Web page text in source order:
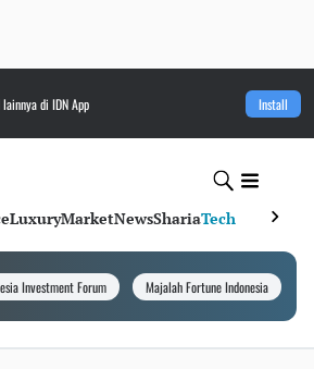
lainnya di IDN App Install
LuxuryMarketNewsShariaTech
Investment Forum Majalah Fortune Indonesia